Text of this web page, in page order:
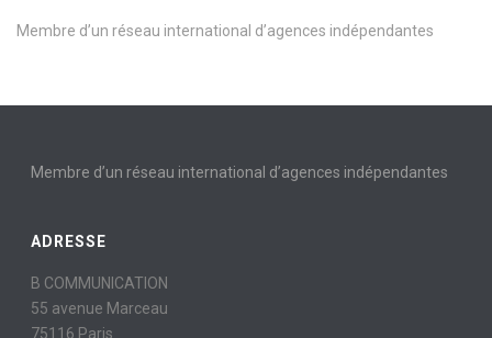
Membre d’un réseau international d’agences indépendantes
Membre d’un réseau international d’agences indépendantes
ADRESSE
B COMMUNICATION
55 avenue Marceau
75116 Paris